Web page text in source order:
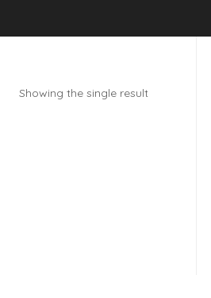
Showing the single result